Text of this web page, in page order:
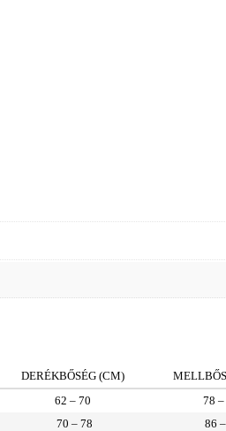
DERÉKBŐSÉG (CM)
62 – 70 78 –
70 – 78 86